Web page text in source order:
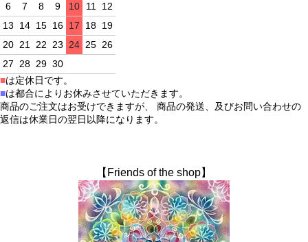
6
7 8 9 10 11 12
13
14 15 16 17 18 19
20 21 22 23 24 25 26
27 28 29 30
■は定休日です。
■は都合によりお休みさせていただきます。
商品のご注文はお受けできますが、 商品の発送、及びお問い合わせの
返信は休業日の翌日以降になります。
【Friends of the shop】